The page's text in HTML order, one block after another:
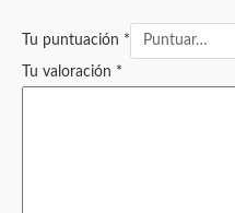
Tu puntuación *
Tu valoración *